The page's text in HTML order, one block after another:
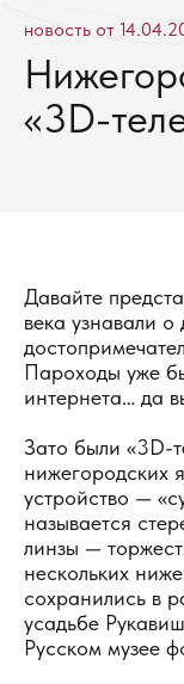
новость от
«3D-
Давайте
века узнавали о
Пароходы уже
интернета… да
Зато были «3D-
нижегородских
устройство —
называется
линзы —
нескольких
сохранились в
усадьбе
Русском музее